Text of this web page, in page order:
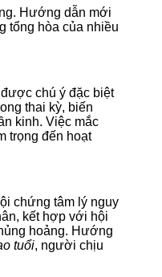
Hướng dẫn mới
tổng hòa của nhiều
chú ý đặc biệt
thai kỳ, biến
kinh. Việc mắc
trọng đến hoạt
chứng tâm lý nguy
kết hợp với hội
hoảng. Hướng
tuổi, người chịu